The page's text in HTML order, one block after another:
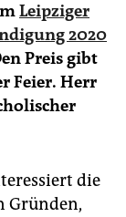
Leipziger
2020
Preis gibt
Feier. Herr
die
Gründen,